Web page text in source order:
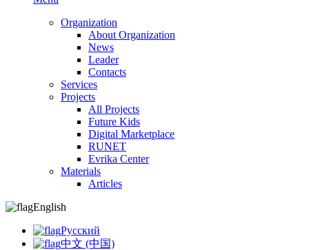
Organization
About Organization
News
Leader
Contacts
Services
Projects
All Projects
Future Kids
Digital Marketplace
RUNET
Evrika Center
Materials
Articles
English
Русский
中文 (中国)